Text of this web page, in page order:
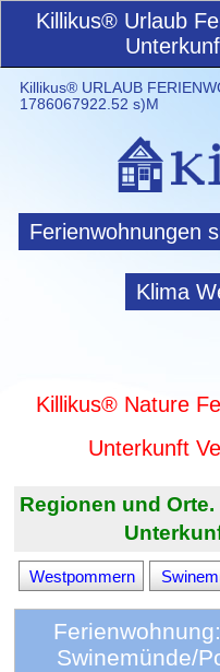
Killikus® Urlaub
Killikus® URLAUB
1786067922.52 s)M
Ferienwohnungen
Klima
Killikus® Nature
Unterkunft
Regionen und
Westpommern
Swinemünde/